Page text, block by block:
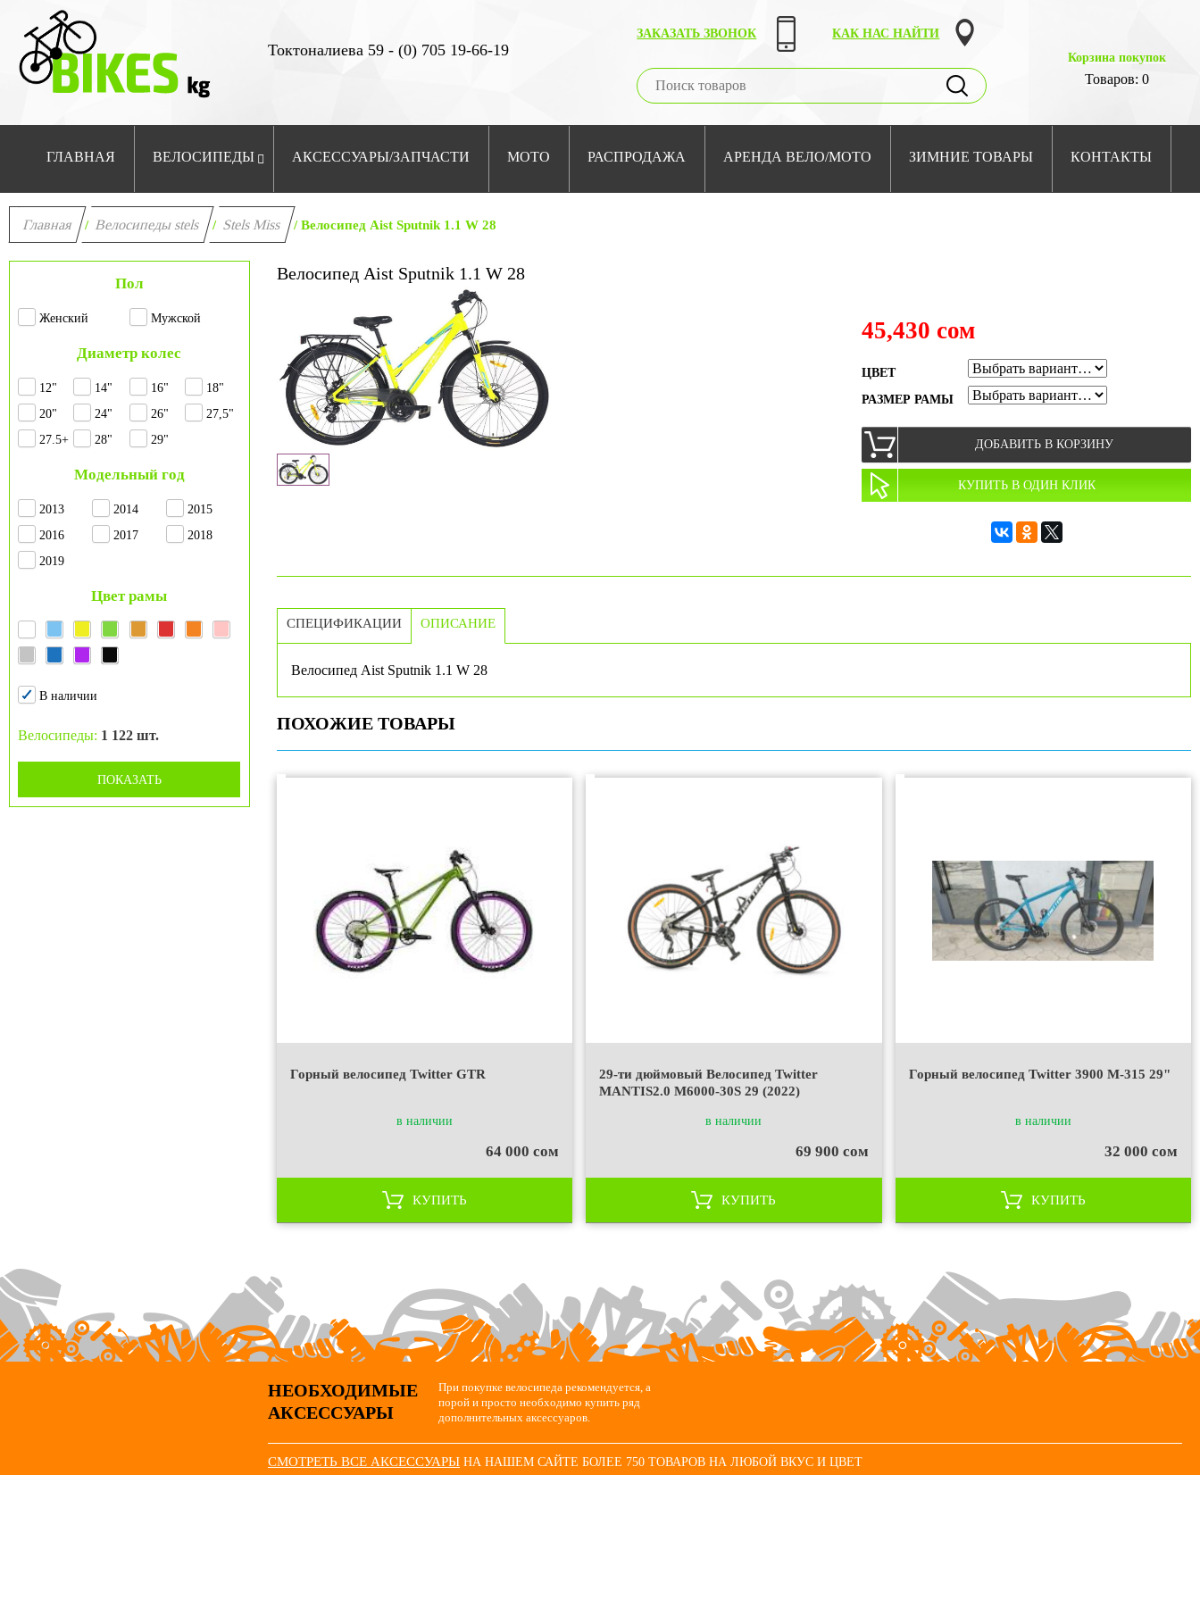
Токтоналиева 59 - (0) 705 19-66-19
ЗАКАЗАТЬ ЗВОНОК
КАК НАС НАЙТИ
Корзина покупок
Товаров: 0
ГЛАВНАЯ ВЕЛОСИПЕДЫ АКСЕССУАРЫ/ЗАПЧАСТИ МОТО РАСПРОДАЖА АРЕНДА ВЕЛО/МОТО ЗИМНИЕ ТОВАРЫ КОНТАКТЫ
Главная / Велосипеды stels / Stels Miss / Велосипед Aist Sputnik 1.1 W 28
Пол
Женский Мужской
Диаметр колес
12" 14" 16"
18"
20"
24" 26"
27,5"
27.5+
28" 29"
Модельный год
2013 2014
2015
2016
2017
2018
2019
Цвет рамы
В наличии
Велосипеды: 1 122 шт.
ПОКАЗАТЬ
Велосипед Aist Sputnik 1.1 W 28
45,430 сом
ЦВЕТ
РАЗМЕР РАМЫ
ДОБАВИТЬ В КОРЗИНУ
КУПИТЬ В ОДИН КЛИК
СПЕЦИФИКАЦИИ ОПИСАНИЕ
Велосипед Aist Sputnik 1.1 W 28
ПОХОЖИЕ ТОВАРЫ
Горный велосипед Twitter GTR
в наличии
64 000 сом
КУПИТЬ
29-ти дюймовый Велосипед Twitter
MANTIS2.0 M6000-30S 29 (2022)
в наличии
69 900 сом
КУПИТЬ
Горный велосипед Twitter 3900 М-315 29"
в наличии
32 000 сом
КУПИТЬ
НЕОБХОДИМЫЕ
АКСЕССУАРЫ
При покупке велосипеда рекомендуется, а
порой и просто необходимо купить ряд
дополнительных аксессуаров.
СМОТРЕТЬ ВСЕ АКСЕССУАРЫ НА НАШЕМ САЙТЕ БОЛЕЕ 750 ТОВАРОВ НА ЛЮБОЙ ВКУС И ЦВЕТ